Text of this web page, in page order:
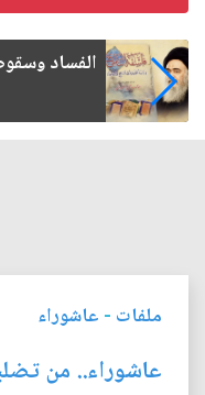
رواتب
ملفات - عاشوراء
عاشوراء.. من